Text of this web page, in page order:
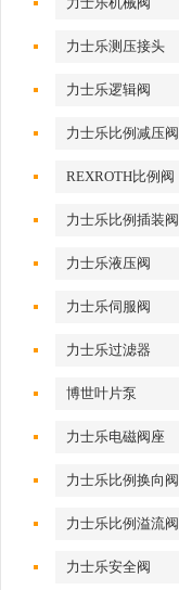
力士乐测压接头
力士乐逻辑阀
力士乐比例减压阀
REXROTH比例阀
力士乐比例插装阀
力士乐液压阀
力士乐伺服阀
力士乐过滤器
博世叶片泵
力士乐电磁阀座
力士乐比例换向阀
力士乐比例溢流阀
力士乐安全阀